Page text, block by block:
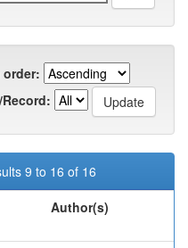
order:
9 to 16 of 16
Author(s)